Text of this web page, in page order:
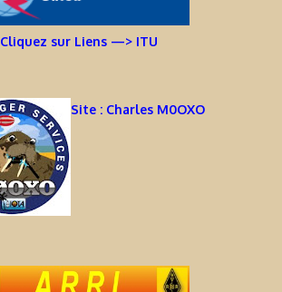
Cliquez sur Liens —> ITU
Site : Charles M0OXO